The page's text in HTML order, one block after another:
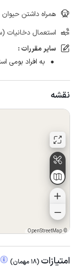
همراه داشتن
استعمال دخانیات
سایر مقررات :
به افراد بومی
نقشه
©
OpenStreetMap
امتیازات (
18 مهمان)